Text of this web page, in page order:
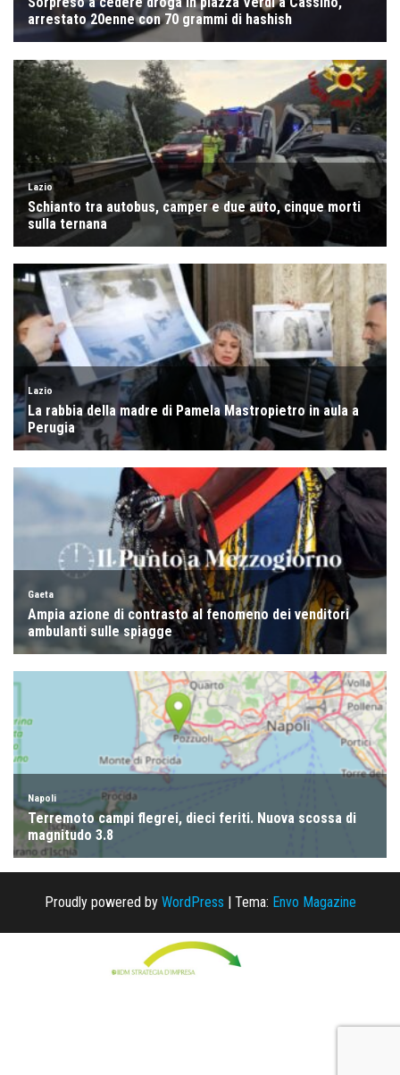
Proudly powered by WordPress Tema: Envo Magazine